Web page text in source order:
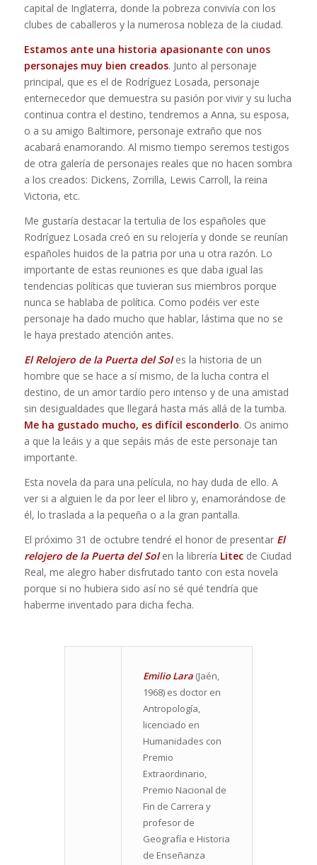
capital de Inglaterra, donde la pobreza convivía con los
clubes de caballeros y la numerosa nobleza de la ciudad.
Estamos ante una historia apasionante con unos
personajes muy bien creados. Junto al personaje
principal, que es el de Rodríguez Losada, personaje
enternecedor que demuestra su pasión por vivir y su lucha
continua contra el destino, tendremos a Anna, su esposa,
o a su amigo Baltimore, personaje extraño que nos
acabará enamorando. Al mismo tiempo seremos testigos
de otra galería de personajes reales que no hacen sombra
a los creados: Dickens, Zorrilla, Lewis Carroll, la reina
Victoria, etc.
Me gustaría destacar la tertulia de los españoles que
Rodríguez Losada creó en su relojería y donde se reunían
españoles huidos de la patria por una u otra razón. Lo
importante de estas reuniones es que daba igual las
tendencias políticas que tuvieran sus miembros porque
nunca se hablaba de política. Como podéis ver este
personaje ha dado mucho que hablar, lástima que no se
le haya prestado atención antes.
El Relojero de la Puerta del Soles la historia de un
hombre que se hace a sí mismo, de la lucha contra el
destino, de un amor tardío pero intenso y de una amistad
sin desigualdades que llegará hasta más allá de la tumba.
Me ha gustado mucho, es difícil esconderlo. Os animo
a que la leáis y a que sepáis más de este personaje tan
importante.
Esta novela da para una película, no hay duda de ello. A
ver si a alguien le da por leer el libro y, enamorándose de
él, lo traslada a la pequeña o a la gran pantalla.
El próximo 31 de octubre tendré el honor de presentar El
relojero de la Puerta del Solen la librería Litecde Ciudad
Real, me alegro haber disfrutado tanto con esta novela
porque si no hubiera sido así no sé qué tendría que
haberme inventado para dicha fecha.
Emilio Lara(Jaén,
1968) es doctor en
Antropología,
licenciado en
Humanidades con
Premio
Extraordinario,
Premio Nacional de
Fin de Carrera y
profesor de
Geografía e Historia
de Enseñanza